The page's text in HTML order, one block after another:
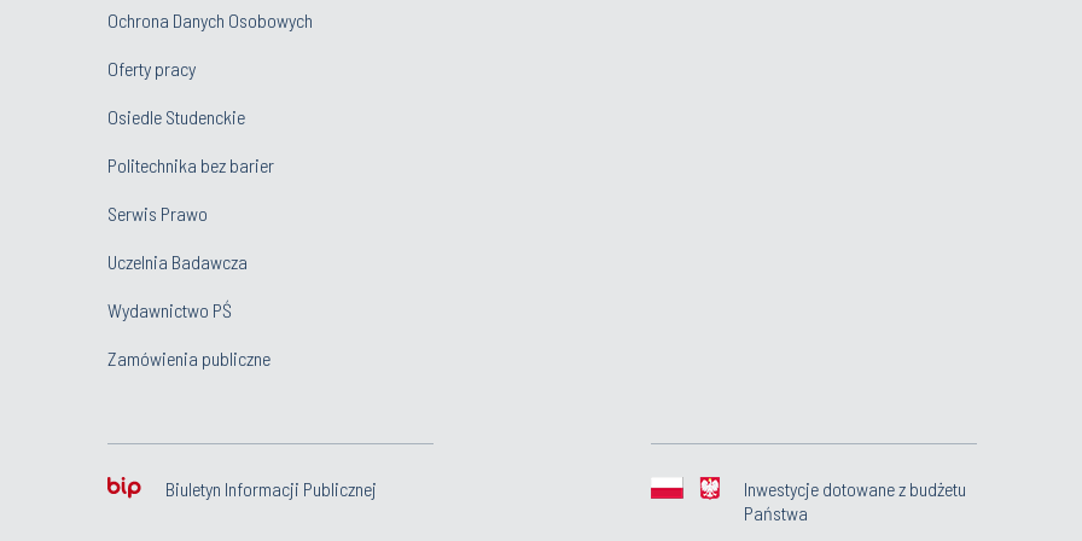
Ochrona Danych Osobowych
Oferty pracy
Osiedle Studenckie
Politechnika bez barier
Serwis Prawo
Uczelnia Badawcza
Wydawnictwo PŚ
Zamówienia publiczne
Biuletyn Informacji Publicznej
Inwestycje dotowane z budżetu
Państwa